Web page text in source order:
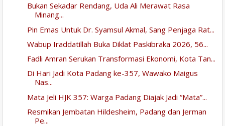
Bukan Sekadar Rendang, Uda Ali Merawat Rasa
Minang...
Pin Emas Untuk Dr. Syamsul Akmal, Sang Penjaga Rat...
Wabup Iraddatillah Buka Diklat Paskibraka 2026, 56...
Fadli Amran Serukan Transformasi Ekonomi, Kota Tan...
Di Hari Jadi Kota Padang ke-357, Wawako Maigus
Nas...
Mata Jeli HJK 357: Warga Padang Diajak Jadi “Mata”...
Resmikan Jembatan Hildesheim, Padang dan Jerman
Pe...